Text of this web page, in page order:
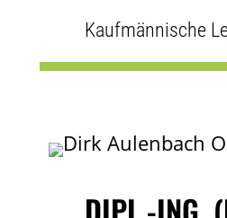
Kaufmännische